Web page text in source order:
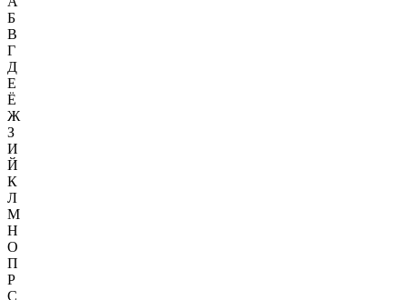
Б
В
Г
Д
Е
Ё
Ж
З
И
Й
К
Л
М
Н
О
П
Р
С